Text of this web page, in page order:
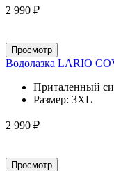
2 990 ₽
Просмотр
Водолазка LARIO
Приталенный
Размер: 3XL
2 990 ₽
Просмотр